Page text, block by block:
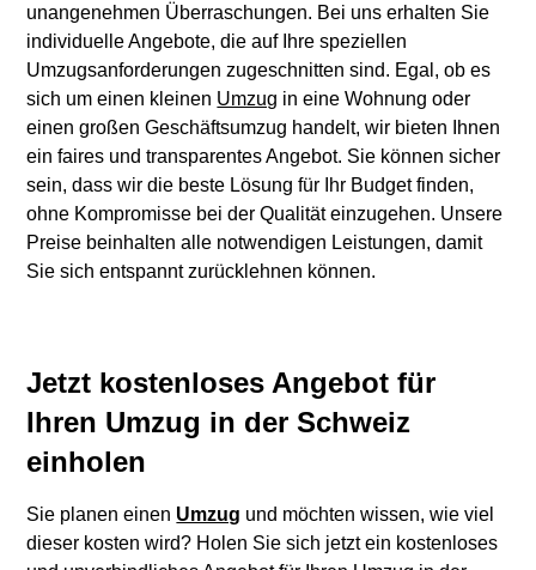
unangenehmen Überraschungen. Bei uns erhalten Sie
individuelle Angebote, die auf Ihre speziellen
Umzugsanforderungen zugeschnitten sind. Egal, ob es
sich um einen kleinen Umzug in eine Wohnung oder
einen großen Geschäftsumzug handelt, wir bieten Ihnen
ein faires und transparentes Angebot. Sie können sicher
sein, dass wir die beste Lösung für Ihr Budget finden,
ohne Kompromisse bei der Qualität einzugehen. Unsere
Preise beinhalten alle notwendigen Leistungen, damit
Sie sich entspannt zurücklehnen können.
Jetzt kostenloses Angebot für
Ihren Umzug in der Schweiz
einholen
Sie planen einen Umzug und möchten wissen, wie viel
dieser kosten wird? Holen Sie sich jetzt ein kostenloses